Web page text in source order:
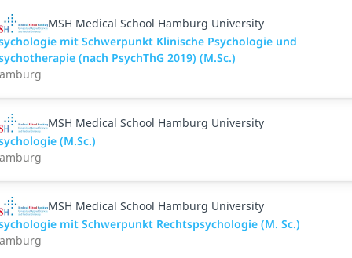
MSH Medical School Hamburg University
mit Schwerpunkt Klinische Psychologie und
(nach PsychThG 2019) (M.Sc.)
MSH Medical School Hamburg University
(M.Sc.)
MSH Medical School Hamburg University
mit Schwerpunkt Rechtspsychologie (M. Sc.)